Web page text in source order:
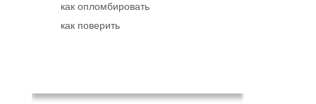
как опломбировать
как поверить